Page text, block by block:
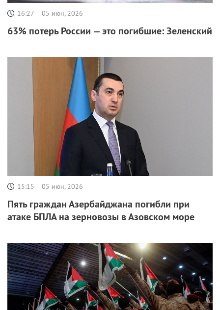
16:27 05 июн, 2026
63% потерь России — это погибшие: Зеленский
15:15 05 июн, 2026
Пять граждан Азербайджана погибли при
атаке БПЛА на зерновозы в Азовском море